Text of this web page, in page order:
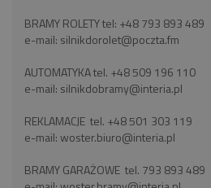
BRAMY ROLETY tel: +48 793 893 489
e-mail: silnikdorolet@poczta.fm
AUTOMATYKA tel. +48 509 196 110
e-mail: silnikdobramy@interia.pl
REKLAMACJE tel. +48 501 303 119
e-mail:woster.biuro@interia.pl
BRAMY GARAŻOWE tel. 793 893 489